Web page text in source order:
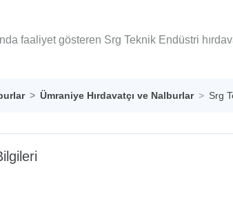
faaliyet gösteren Srg Teknik Endüstri
Ümraniye Hırdavatçı ve Nalburlar Srg